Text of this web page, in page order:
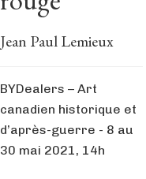
Jean Paul Lemieux
BYDealers – Art
canadien historique et
d’après-guerre - 8 au
30 mai 2021, 14h